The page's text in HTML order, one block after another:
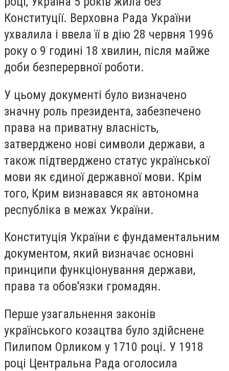
Конституції. Верховна Рада України
ухвалила і ввела її в дію 28 червня 1996
року о 9 годині 18 хвилин, після майже
доби безперервної роботи.
У цьому документі було визначено
значну роль президента, забезпечено
права на приватну власність,
затверджено нові символи держави, а
також підтверджено статус української
мови як єдиної державної мови. Крім
того, Крим визнавався як автономна
республіка в межах України.
Конституція України є фундаментальним
документом, який визначає основні
принципи функціонування держави,
права та обов'язки громадян.
Перше узагальнення законів
українського козацтва було здійснене
Пилипом Орликом у 1710 році. У 1918
році Центральна Рада оголосила